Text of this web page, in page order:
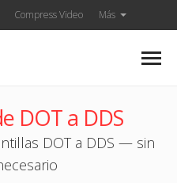
Compress Video Más
DOT a DDS
DOT a DDS — sin